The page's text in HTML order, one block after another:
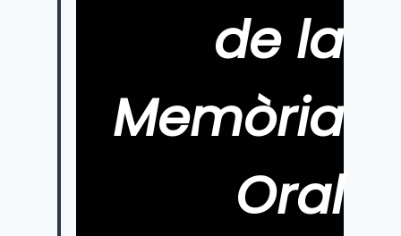
de la
Memòria
Oral